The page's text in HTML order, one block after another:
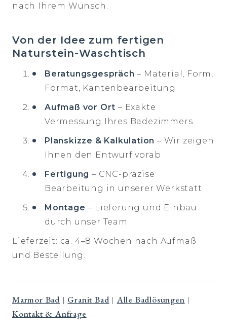
nach Ihrem Wunsch.
Von der Idee zum fertigen
Naturstein-Waschtisch
Beratungsgespräch – Material, Form,
Format, Kantenbearbeitung
Aufmaß vor Ort – Exakte
Vermessung Ihres Badezimmers
Planskizze & Kalkulation – Wir zeigen
Ihnen den Entwurf vorab
Fertigung – CNC-präzise
Bearbeitung in unserer Werkstatt
Montage – Lieferung und Einbau
durch unser Team
Lieferzeit: ca. 4–8 Wochen nach Aufmaß
und Bestellung.
Marmor Bad | Granit Bad | Alle Badlösungen |
Kontakt & Anfrage